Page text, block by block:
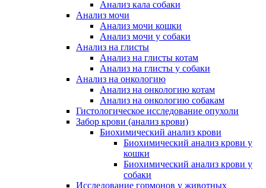
Анализ кала собаки
Анализ мочи
Анализ мочи кошки
Анализ мочи у собаки
Анализ на глисты
Анализ на глисты котам
Анализ на глисты у собаки
Анализ на онкологию
Анализ на онкологию котам
Анализ на онкологию собакам
Гистологическое исследование опухоли
Забор крови (анализ крови)
Биохимический анализ крови
Биохимический анализ крови у
кошки
Биохимический анализ крови у
собаки
Исследование гормонов у животных